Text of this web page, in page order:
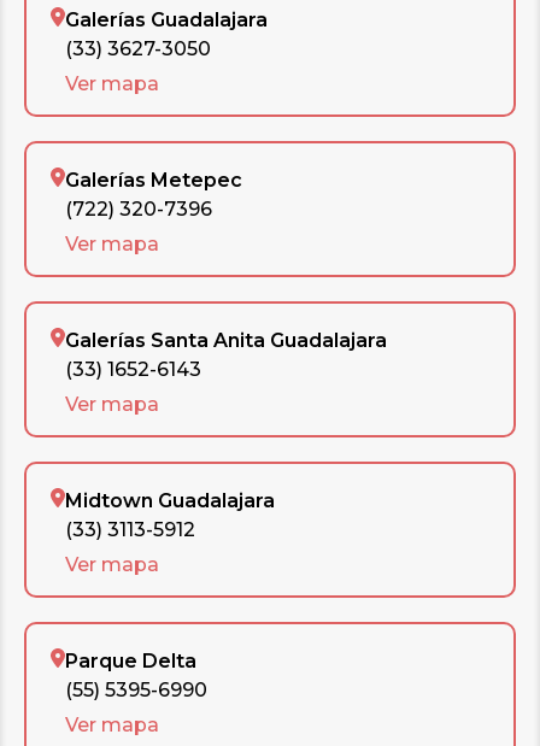
Galerías Guadalajara
(33) 3627-3050
Ver mapa
Galerías Metepec
(722) 320-7396
Ver mapa
Galerías Santa Anita Guadalajara
(33) 1652-6143
Ver mapa
Midtown Guadalajara
(33) 3113-5912
Ver mapa
Parque Delta
(55) 5395-6990
Ver mapa